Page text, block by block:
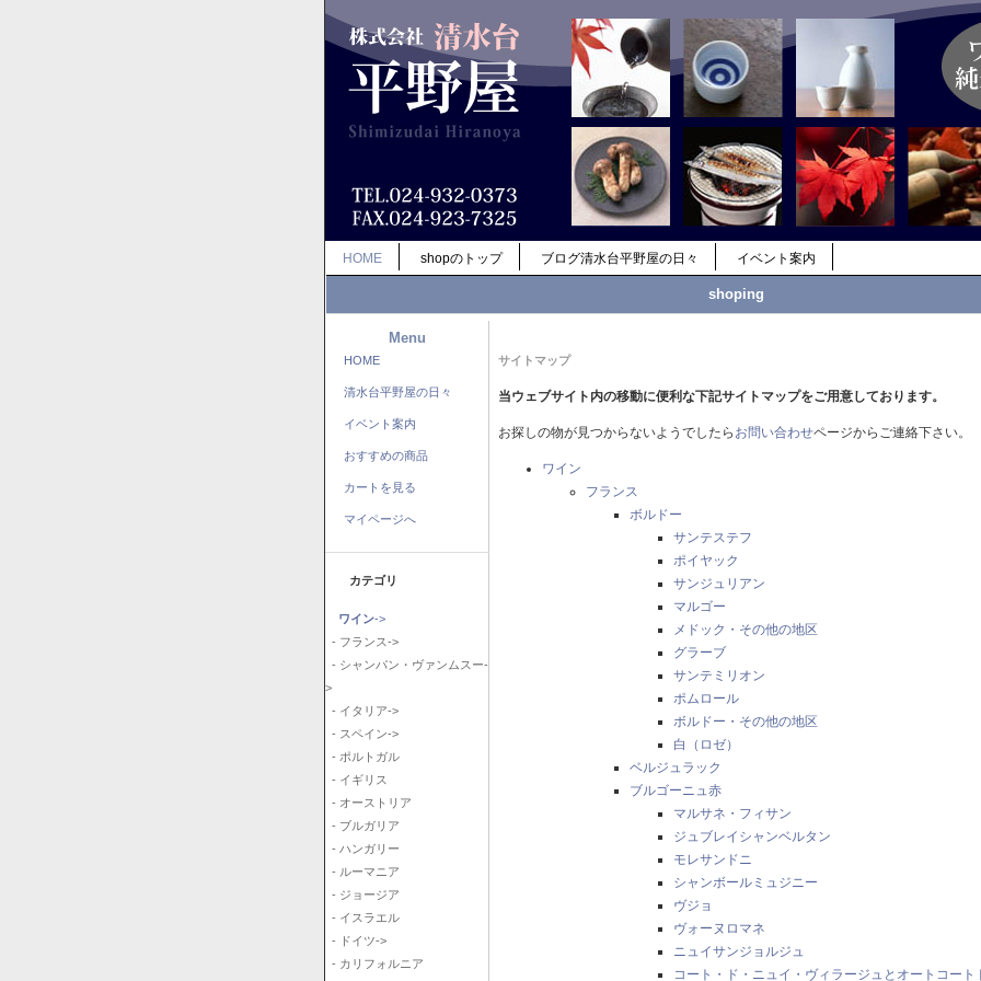
HOME shopのトップ ブログ清水台平野屋の日々 イベント案内
shoping
Menu
HOME
清水台平野屋の日々
イベント案内
おすすめの商品
カートを見る
マイページへ
カテゴリ
ワイン->
- フランス->
- シャンパン・ヴァンムスー-
>
- イタリア->
- スペイン->
- ポルトガル
- イギリス
- オーストリア
- ブルガリア
- ハンガリー
- ルーマニア
- ジョージア
- イスラエル
- ドイツ->
- カリフォルニア
サイトマップ
当ウェブサイト内の移動に便利な下記サイトマップをご用意しております。
お探しの物が見つからないようでしたら お問い合わせページからご連絡下さい。
ワイン
フランス
ボルドー
サンテステフ
ポイヤック
サンジュリアン
マルゴー
メドック・その他の地区
グラーブ
サンテミリオン
ポムロール
ボルドー・その他の地区
白（ロゼ）
ベルジュラック
ブルゴーニュ赤
マルサネ・フィサン
ジュブレイシャンベルタン
モレサンドニ
シャンボールミュジニー
ヴジョ
ヴォーヌロマネ
ニュイサンジョルジュ
コート・ド・ニュイ・ヴィラージュとオートコート